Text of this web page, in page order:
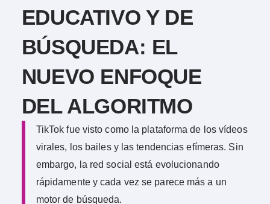
EDUCATIVO Y DE
BÚSQUEDA: EL
NUEVO ENFOQUE
DEL ALGORITMO
TikTok fue visto como la plataforma de los vídeos
virales, los bailes y las tendencias efímeras. Sin
embargo, la red social está evolucionando
rápidamente y cada vez se parece más a un
motor de búsqueda.